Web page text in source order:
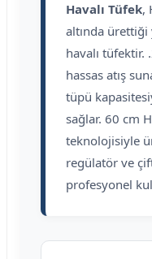
Havalı Tüfek,
altında ürettiği
havalı tüfektir.
hassas atış
tüpü
sağlar. 60 cm
teknolojisiyle
regülatör ve
profesyonel